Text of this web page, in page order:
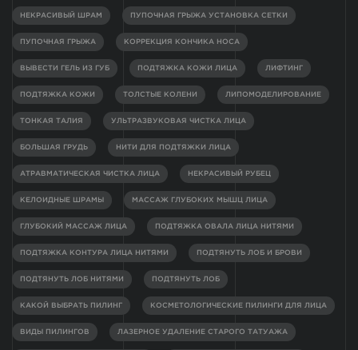
НЕКРАСИВЫЙ ШРАМ ПУПОЧНАЯ ГРЫЖА УСТАНОВКА СЕТКИ
ПУПОЧНАЯ ГРЫЖА КОРРЕКЦИЯ КОНЧИКА НОСА
ВЫВЕСТИ ГЕЛЬ ИЗ ГУБ ПОДТЯЖКА КОЖИ ЛИЦА ЛИФТИНГ
ПОДТЯЖКА КОЖИ ТОЛСТЫЕ КОЛЕНИ ЛИПОМОДЕЛИРОВАНИЕ
ТОНКАЯ ТАЛИЯ УЛЬТРАЗВУКОВАЯ ЧИСТКА ЛИЦА
БОЛЬШАЯ ГРУДЬ НИТИ ДЛЯ ПОДТЯЖКИ ЛИЦА
АТРАВМАТИЧЕСКАЯ ЧИСТКА ЛИЦА НЕКРАСИВЫЙ РУБЕЦ
КЕЛОИДНЫЕ ШРАМЫ МАССАЖ ГЛУБОКИХ МЫШЦ ЛИЦА
ГЛУБОКИЙ МАССАЖ ЛИЦА ПОДТЯЖКА ОВАЛА ЛИЦА НИТЯМИ
ПОДТЯЖКА КОНТУРА ЛИЦА НИТЯМИ ПОДТЯНУТЬ ЛОБ И БРОВИ
ПОДТЯНУТЬ ЛОБ НИТЯМИ ПОДТЯНУТЬ ЛОБ
КАКОЙ ВЫБРАТЬ ПИЛИНГ КОСМЕТОЛОГИЧЕСКИЕ ПИЛИНГИ ДЛЯ ЛИЦА
ВИДЫ ПИЛИНГОВ ЛАЗЕРНОЕ УДАЛЕНИЕ СТАРОГО ТАТУАЖА